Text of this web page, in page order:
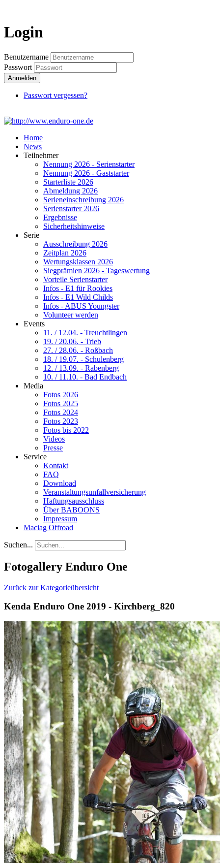
Login
Benutzername
Passwort
Anmelden
Passwort vergessen?
Home
News
Teilnehmer
Nennung 2026 - Serienstarter
Nennung 2026 - Gaststarter
Starterliste 2026
Abmeldung 2026
Serieneinschreibung 2026
Serienstarter 2026
Ergebnisse
Sicherheitshinweise
Serie
Ausschreibung 2026
Zeitplan 2026
Wertungsklassen 2026
Siegprämien 2026 - Tageswertung
Vorteile Serienstarter
Infos - E1 für Rookies
Infos - E1 Wild Childs
Infos - ABUS Youngster
Volunteer werden
Events
11. / 12.04. - Treuchtlingen
19. / 20.06. - Trieb
27. / 28.06. - Roßbach
18. / 19.07. - Schulenberg
12. / 13.09. - Rabenberg
10. / 11.10. - Bad Endbach
Media
Fotos 2026
Fotos 2025
Fotos 2024
Fotos 2023
Fotos bis 2022
Videos
Presse
Service
Kontakt
FAQ
Download
Veranstaltungsunfallversicherung
Haftungsausschluss
Über BABOONS
Impressum
Maciag Offroad
Suchen...
Fotogallery Enduro One
Zurück zur Kategorieübersicht
Kenda Enduro One 2019 - Kirchberg_820